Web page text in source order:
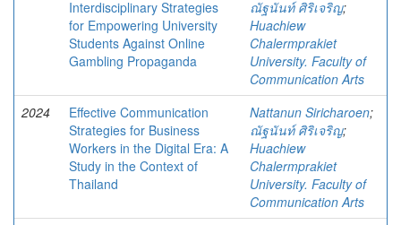
Interdisciplinary Strategies
for Empowering University
Students Against Online
Gambling Propaganda
ณัฐนันท์ ศิริเจริญ;
Huachiew
Chalermprakiet
University. Faculty of
Communication Arts
2024
Effective Communication
Strategies for Business
Workers in the Digital Era: A
Study in the Context of
Thailand
Nattanun Siricharoen;
ณัฐนันท์ ศิริเจริญ;
Huachiew
Chalermprakiet
University. Faculty of
Communication Arts